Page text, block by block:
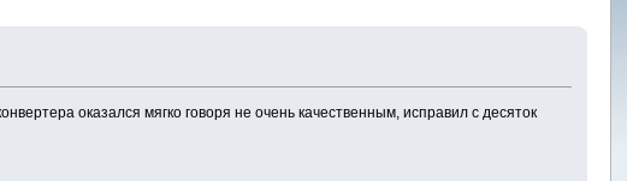
оказался мягко говоря не очень качественным, исправил с десяток